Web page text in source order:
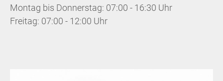
Montag bis Donnerstag: 07:00 - 16:30 Uhr
Freitag: 07:00 - 12:00 Uhr